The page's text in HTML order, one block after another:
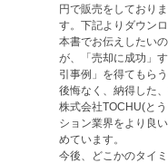
円で販売をしており
す。下記よりダウンロ
本書でお伝えしたい
が、「売却に成功」
引事例」を得てもらう
後悔なく、納得した
株式会社TOCHU(と
ション業界をより良
めています。
今後、どこかのタイ